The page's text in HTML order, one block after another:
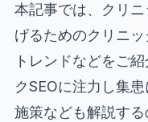
本記事では、クリ
げるためのクリニ
トレンドなどをご
クSEOに注力し集
施策なども解説す